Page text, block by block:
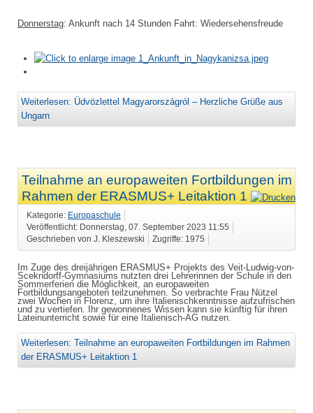
Donnerstag: Ankunft nach 14 Stunden Fahrt: Wiedersehensfreude
Weiterlesen: Üdvözlettel Magyarországról – Herzliche Grüße aus
Ungarn
Teilnahme an europaweiten Fortbildungen im
Rahmen der ERASMUS+ Leitaktion 1
Kategorie: Europaschule
Veröffentlicht: Donnerstag, 07. September 2023 11:55
Geschrieben von J. Kleszewski
Zugriffe: 1975
Im Zuge des dreijährigen ERASMUS+ Projekts des Veit-Ludwig-von-
Scekndorff-Gymnasiums nutzten drei Lehrerinnen der Schule in den
Sommerferien die Möglichkeit, an europaweiten
Fortbildungsangeboten teilzunehmen. So verbrachte Frau Nützel
zwei Wochen in Florenz, um ihre Italienischkenntnisse aufzufrischen
und zu vertiefen. Ihr gewonnenes Wissen kann sie künftig für ihren
Lateinunterricht sowie für eine Italienisch-AG nutzen.
Weiterlesen: Teilnahme an europaweiten Fortbildungen im Rahmen
der ERASMUS+ Leitaktion 1